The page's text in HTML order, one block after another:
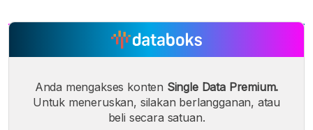
A
Font
A
Font
Sedang
A
Besar
Anda mengakses konten Single Data Premium.
Untuk meneruskan, silakan berlangganan, atau
beli secara satuan.